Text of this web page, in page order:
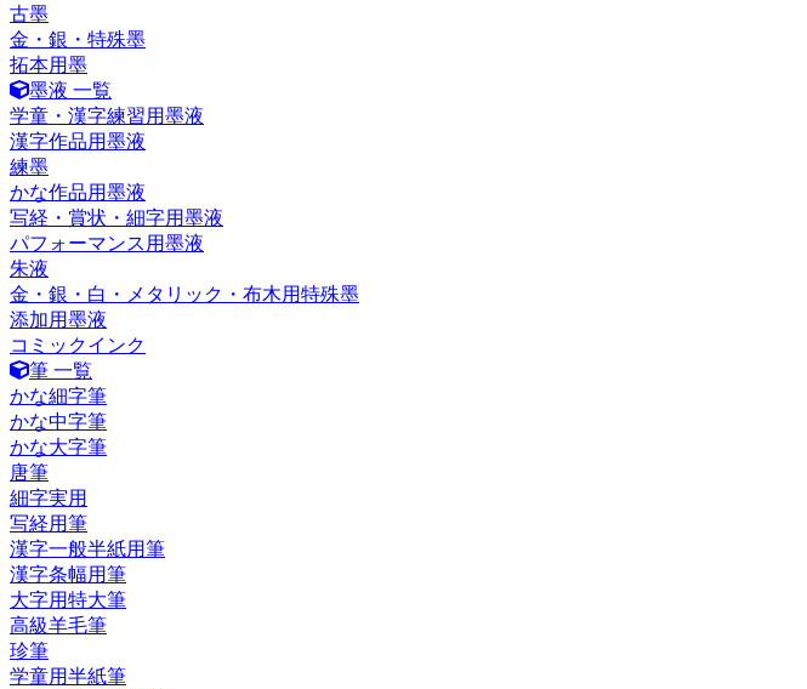
古墨
金・銀・特殊墨
拓本用墨
墨液 一覧
学童・漢字練習用墨液
漢字作品用墨液
練墨
かな作品用墨液
写経・賞状・細字用墨液
パフォーマンス用墨液
朱液
金・銀・白・メタリック・布木用特殊墨
添加用墨液
コミックインク
筆 一覧
かな細字筆
かな中字筆
かな大字筆
唐筆
細字実用
写経用筆
漢字一般半紙用筆
漢字条幅用筆
大字用特大筆
高級羊毛筆
珍筆
学童用半紙筆